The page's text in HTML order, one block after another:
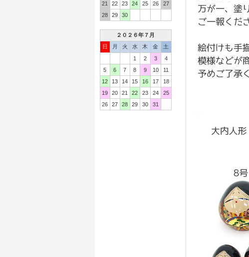
21
22 23 24 25 26
27
28
29 30
２０２６年７月
日
月 火 水 木 金
土
1
2 3
4
5
6 7 8 9 10
11
12
13 14 15 16 17
18
19
20 21 22 23 24
25
26
27 28 29 30 31